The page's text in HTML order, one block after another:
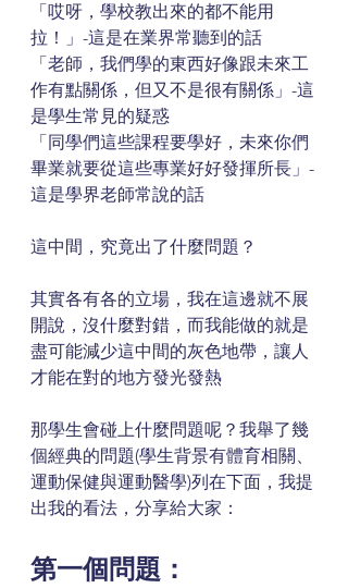
「哎呀，學校教出來的都不能用
拉！」-這是在業界常聽到的話
「老師，我們學的東西好像跟未來工
作有點關係，但又不是很有關係」-這
是學生常見的疑惑
「同學們這些課程要學好，未來你們
畢業就要從這些專業好好發揮所長」-
這是學界老師常說的話
這中間，究竟出了什麼問題？
其實各有各的立場，我在這邊就不展
開說，沒什麼對錯，而我能做的就是
盡可能減少這中間的灰色地帶，讓人
才能在對的地方發光發熱
那學生會碰上什麼問題呢？我舉了幾
個經典的問題(學生背景有體育相關、
運動保健與運動醫學)列在下面，我提
出我的看法，分享給大家：
第一個問題：